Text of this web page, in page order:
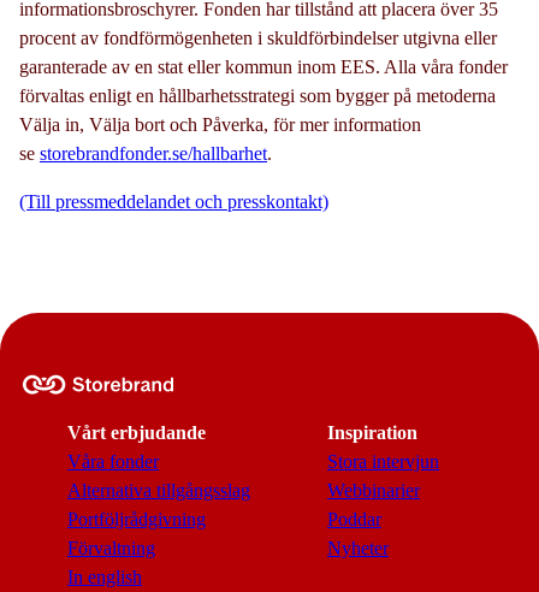
informationsbroschyrer. Fonden har tillstånd att placera över 35
procent av fondförmögenheten i skuldförbindelser utgivna eller
garanterade av en stat eller kommun inom EES. Alla våra fonder
förvaltas enligt en hållbarhetsstrategi som bygger på metoderna
Välja in, Välja bort och Påverka, för mer information
se storebrandfonder.se/hallbarhet.
(Till pressmeddelandet och presskontakt)
Vårt erbjudande
Våra fonder
Alternativa tillgångsslag
Portföljrådgivning
Förvaltning
In english
Inspiration
Stora intervjun
Webbinarier
Poddar
Nyheter